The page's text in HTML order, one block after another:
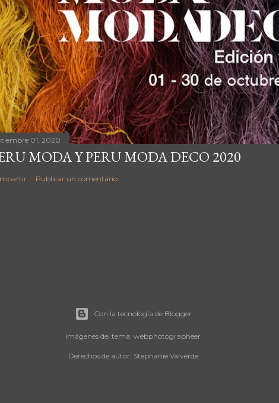
01, 2020
MODA Y PERU MODA DECO 2020
Publicar un comentario
Con la tecnología de Blogger
Imágenes del tema: webphotographeer
Derechos de autor: Stephanie Valverde